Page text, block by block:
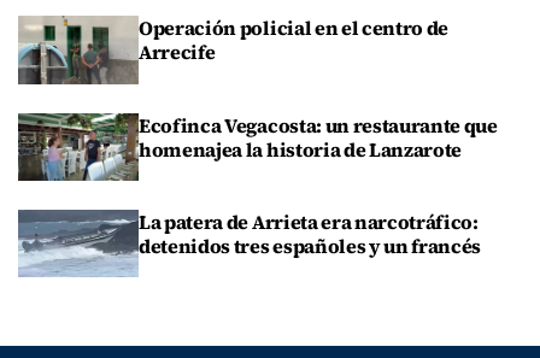
Operación policial en el centro de
Arrecife
Ecofinca Vegacosta: un restaurante que
homenajea la historia de Lanzarote
La patera de Arrieta era narcotráfico:
detenidos tres españoles y un francés